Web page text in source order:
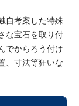
自考案した特殊
な宝石を取り付
でからろう付け
、寸法等狂いな